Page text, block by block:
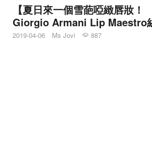
【夏日來一個雪葩啞緻唇妝！
Giorgio Armani Lip Maestro
啞亮唇釉】
2019-04-06 Ms Jovi 887